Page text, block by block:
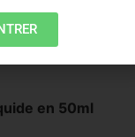
fabriqués
une
en 50ml